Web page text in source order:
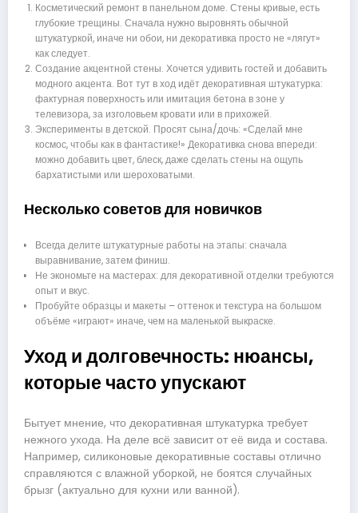
Косметический ремонт в панельном доме. Стены кривые, есть
глубокие трещины. Сначала нужно выровнять обычной
штукатуркой, иначе ни обои, ни декоративка просто не «лягут»
как следует.
Создание акцентной стены. Хочется удивить гостей и добавить
модного акцента. Вот тут в ход идёт декоративная штукатурка:
фактурная поверхность или имитация бетона в зоне у
телевизора, за изголовьем кровати или в прихожей.
Эксперименты в детской. Просят сына/дочь: «Сделай мне
космос, чтобы как в фантастике!» Декоративка снова впереди:
можно добавить цвет, блеск, даже сделать стены на ощупь
бархатистыми или шероховатыми.
Несколько советов для новичков
Всегда делите штукатурные работы на этапы: сначала
выравнивание, затем финиш.
Не экономьте на мастерах: для декоративной отделки требуются
опыт и вкус.
Пробуйте образцы и макеты – оттенок и текстура на большом
объёме «играют» иначе, чем на маленькой выкраске.
Уход и долговечность: нюансы,
которые часто упускают
Бытует мнение, что декоративная штукатурка требует
нежного ухода. На деле всё зависит от её вида и состава.
Например, силиконовые декоративные составы отлично
справляются с влажной уборкой, не боятся случайных
брызг (актуально для кухни или ванной).